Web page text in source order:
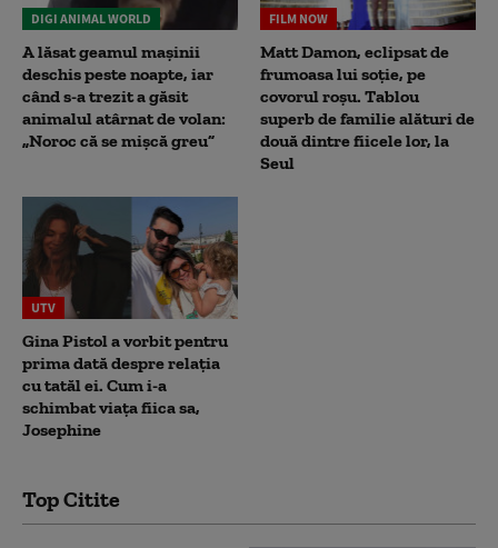
DIGI ANIMAL WORLD
A lăsat geamul mașinii
deschis peste noapte, iar
când s-a trezit a găsit
animalul atârnat de volan:
„Noroc că se mișcă greu”
FILM NOW
Matt Damon, eclipsat de
frumoasa lui soție, pe
covorul roșu. Tablou
superb de familie alături de
două dintre fiicele lor, la
Seul
UTV
Gina Pistol a vorbit pentru
prima dată despre relația
cu tatăl ei. Cum i-a
schimbat viața fiica sa,
Josephine
Top Citite